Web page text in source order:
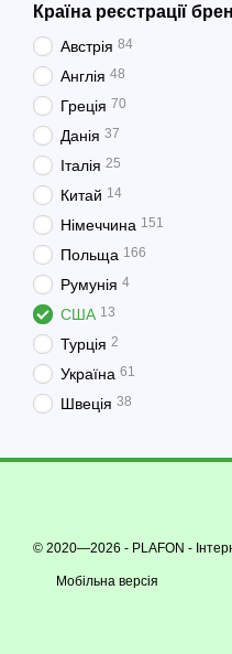
Країна реєстрації
Австрія 84
Англія 48
Греція 70
Данія 37
Італія 25
Китай 14
Німеччина 151
Польща 166
Румунія 4
США 13
Турція 2
Україна 61
Швеція 38
© 2020—2026 - PLAFON -
Мобільна версія